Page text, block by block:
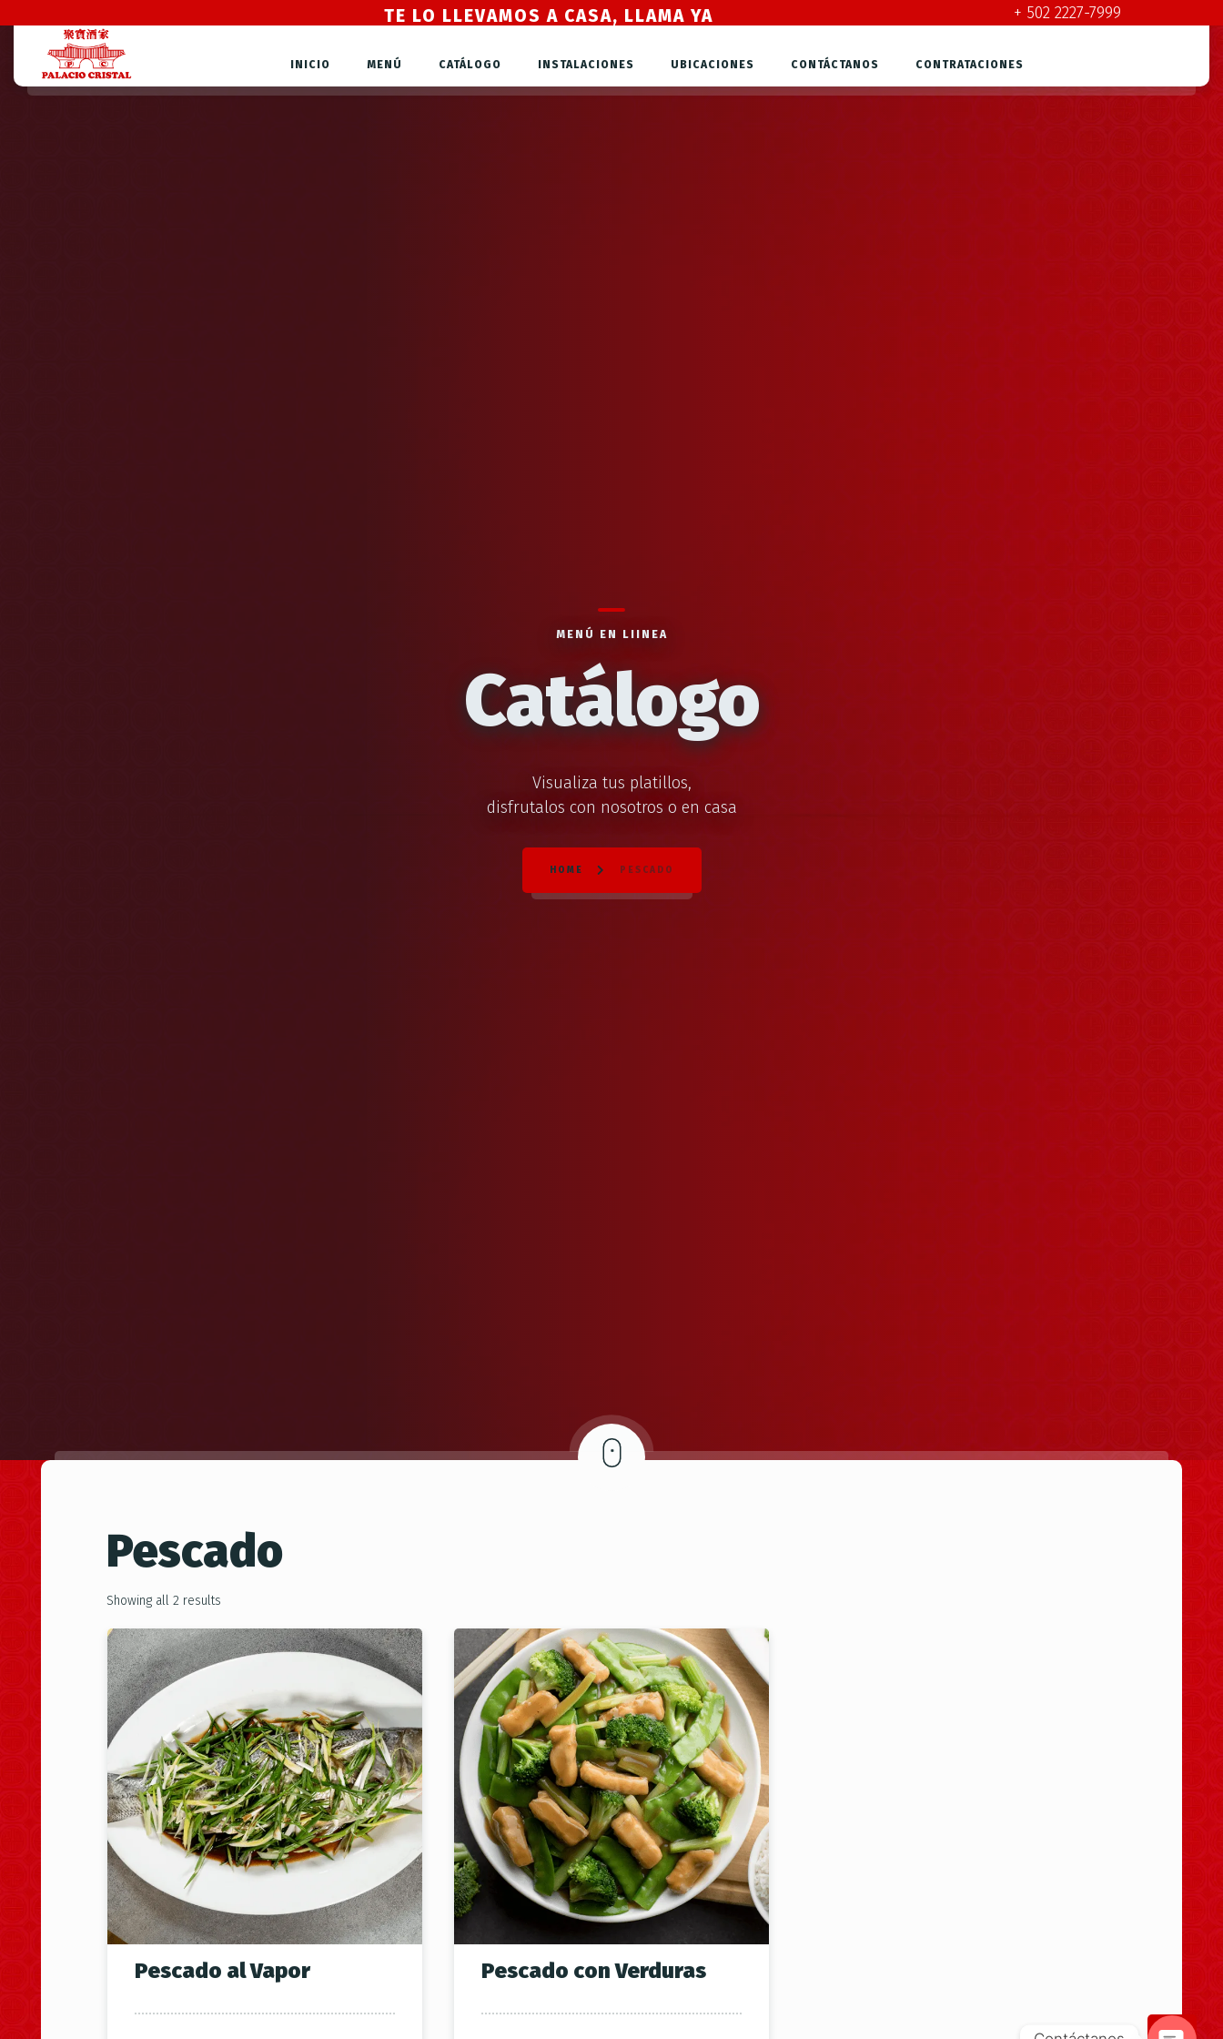
TE LO LLEVAMOS A CASA, LLAMA YA + 502 2227-7999
INICIO MENÚ CATÁLOGO INSTALACIONES UBICACIONES CONTÁCTANOS CONTRATACIONES
MENÚ EN LIINEA
Catálogo
Visualiza tus platillos,
disfrutalos con nosotros o en casa
HOME PESCADO
Pescado
Showing all 2 results
Pescado al Vapor Pescado con Verduras